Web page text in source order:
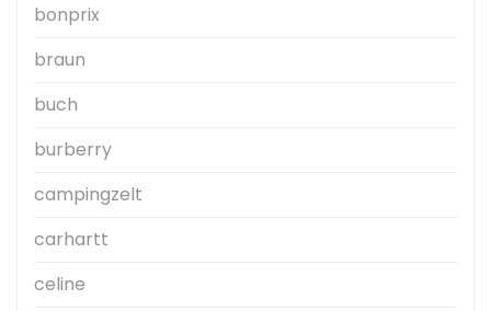
bonprix
braun
buch
burberry
campingzelt
carhartt
celine